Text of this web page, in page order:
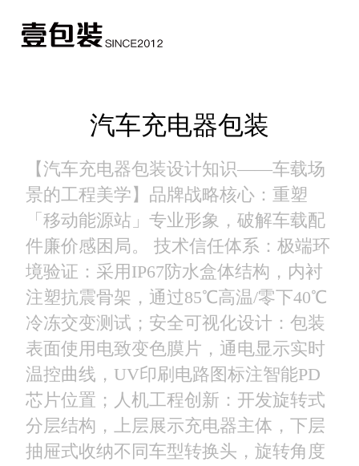
汽车充电器包装
【汽车充电器包装设计知识——车载场
景的工程美学】​ 品牌战略核心：重塑
「移动能源站」专业形象，破解车载配
件廉价感困局。 技术信任体系： ​极端环
境验证：采用IP67防水盒体结构，内衬
注塑抗震骨架，通过85℃高温/零下40℃
冷冻交变测试； ​安全可视化设计：包装
表面使用电致变色膜片，通电显示实时
温控曲线，UV印刷电路图标注智能PD
芯片位置； ​人机工程创新：开发旋转式
分层结构，上层展示充电器主体，下层
抽屉式收纳不同车型转换头，旋转角度